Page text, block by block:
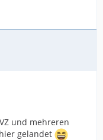
und mehreren
gelandet